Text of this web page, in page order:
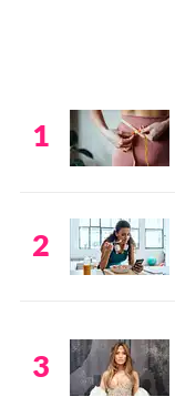
1
2
3